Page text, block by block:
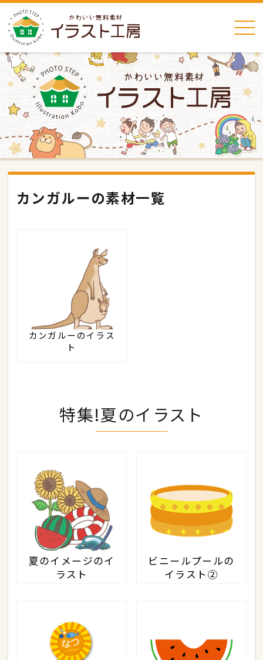
カンガルーの素材一覧
カンガルーのイラス
ト
特集!夏のイラスト
夏のイメージのイ
ラスト
ビニールプールの
イラスト②